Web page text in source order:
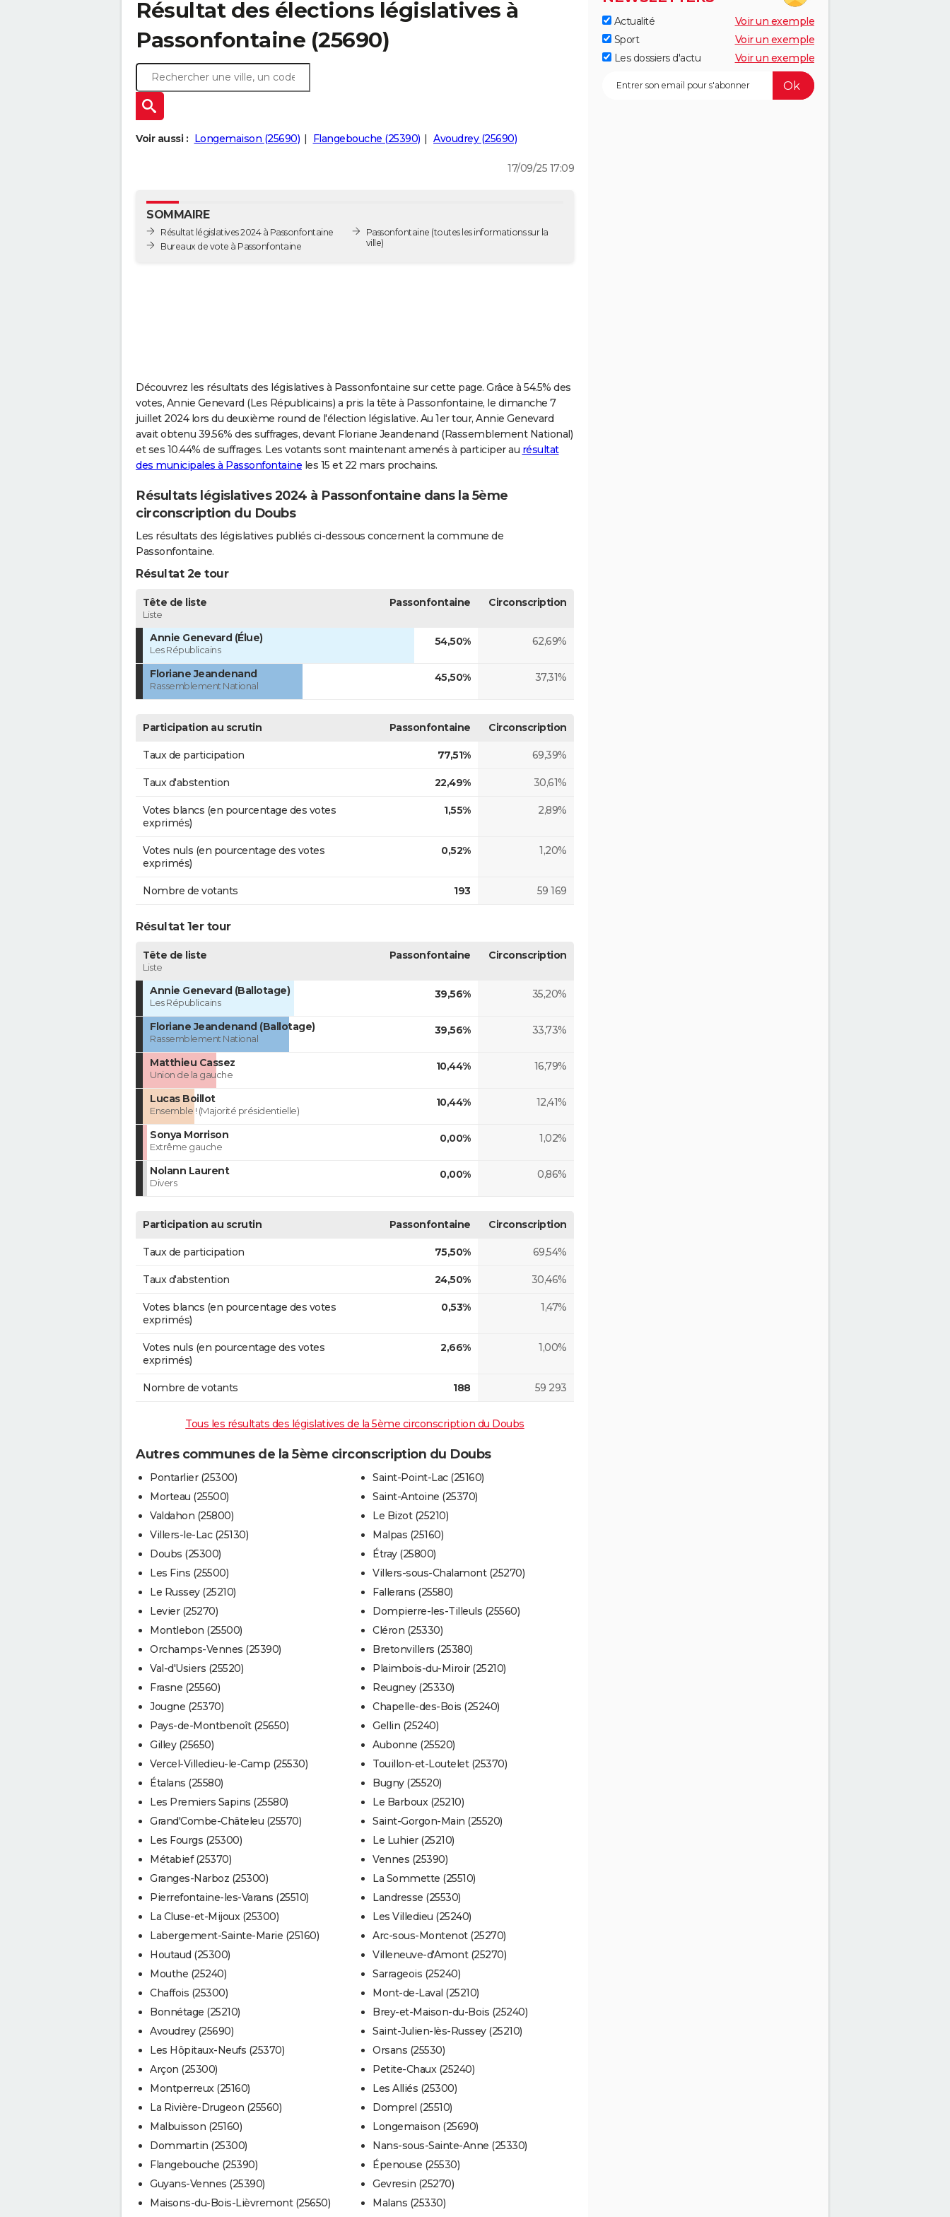
Résultat des élections législatives à
Passonfontaine (25690)
Voir aussi : Longemaison (25690) Flangebouche (25390) Avoudrey (25690)
17/09/25 17:09
SOMMAIRE
Résultat législatives 2024 à Passonfontaine
Bureaux de vote à Passonfontaine
Passonfontaine (toutes les informations sur la
ville)
Découvrez les résultats des législatives à Passonfontaine sur cette page. Grâce à 54.5% des
votes, Annie Genevard (Les Républicains) a pris la tête à Passonfontaine, le dimanche 7
juillet 2024 lors du deuxième round de l'élection législative. Au 1er tour, Annie Genevard
avait obtenu 39.56% des suffrages, devant Floriane Jeandenand (Rassemblement National)
et ses 10.44% de suffrages. Les votants sont maintenant amenés à participer au résultat
des municipales à Passonfontaine les 15 et 22 mars prochains.
Résultats législatives 2024 à Passonfontaine dans la 5ème
circonscription du Doubs
Les résultats des législatives publiés ci-dessous concernent la commune de
Passonfontaine.
Résultat 2e tour
Tête de liste
Liste
Passonfontaine Circonscription
Annie Genevard (Élue)
Les Républicains
54,50% 62,69%
Floriane Jeandenand
Rassemblement National
45,50% 37,31%
Participation au scrutin Passonfontaine Circonscription
Taux de participation 77,51% 69,39%
Taux d'abstention 22,49% 30,61%
Votes blancs (en pourcentage des votes
exprimés)
1,55% 2,89%
Votes nuls (en pourcentage des votes
exprimés)
0,52% 1,20%
Nombre de votants 193 59 169
Résultat 1er tour
Tête de liste
Liste
Passonfontaine Circonscription
Annie Genevard (Ballotage)
Les Républicains
39,56% 35,20%
Floriane Jeandenand (Ballotage)
Rassemblement National
39,56% 33,73%
Matthieu Cassez
Union de la gauche
10,44% 16,79%
Lucas Boillot
Ensemble ! (Majorité présidentielle)
10,44% 12,41%
Sonya Morrison
Extrême gauche
0,00% 1,02%
Nolann Laurent
Divers
0,00% 0,86%
Participation au scrutin Passonfontaine Circonscription
Taux de participation 75,50% 69,54%
Taux d'abstention 24,50% 30,46%
Votes blancs (en pourcentage des votes
exprimés)
0,53% 1,47%
Votes nuls (en pourcentage des votes
exprimés)
2,66% 1,00%
Nombre de votants 188 59 293
Tous les résultats des législatives de la 5ème circonscription du Doubs
Autres communes de la 5ème circonscription du Doubs
Pontarlier (25300)
Morteau (25500)
Valdahon (25800)
Villers-le-Lac (25130)
Doubs (25300)
Les Fins (25500)
Le Russey (25210)
Levier (25270)
Montlebon (25500)
Orchamps-Vennes (25390)
Val-d'Usiers (25520)
Frasne (25560)
Jougne (25370)
Pays-de-Montbenoît (25650)
Gilley (25650)
Vercel-Villedieu-le-Camp (25530)
Étalans (25580)
Les Premiers Sapins (25580)
Grand'Combe-Châteleu (25570)
Les Fourgs (25300)
Métabief (25370)
Granges-Narboz (25300)
Pierrefontaine-les-Varans (25510)
La Cluse-et-Mijoux (25300)
Labergement-Sainte-Marie (25160)
Houtaud (25300)
Mouthe (25240)
Chaffois (25300)
Bonnétage (25210)
Avoudrey (25690)
Les Hôpitaux-Neufs (25370)
Arçon (25300)
Montperreux (25160)
La Rivière-Drugeon (25560)
Malbuisson (25160)
Dommartin (25300)
Flangebouche (25390)
Guyans-Vennes (25390)
Maisons-du-Bois-Lièvremont (25650)
Saint-Point-Lac (25160)
Saint-Antoine (25370)
Le Bizot (25210)
Malpas (25160)
Étray (25800)
Villers-sous-Chalamont (25270)
Fallerans (25580)
Dompierre-les-Tilleuls (25560)
Cléron (25330)
Bretonvillers (25380)
Plaimbois-du-Miroir (25210)
Reugney (25330)
Chapelle-des-Bois (25240)
Gellin (25240)
Aubonne (25520)
Touillon-et-Loutelet (25370)
Bugny (25520)
Le Barboux (25210)
Saint-Gorgon-Main (25520)
Le Luhier (25210)
Vennes (25390)
La Sommette (25510)
Landresse (25530)
Les Villedieu (25240)
Arc-sous-Montenot (25270)
Villeneuve-d'Amont (25270)
Sarrageois (25240)
Mont-de-Laval (25210)
Brey-et-Maison-du-Bois (25240)
Saint-Julien-lès-Russey (25210)
Orsans (25530)
Petite-Chaux (25240)
Les Alliés (25300)
Domprel (25510)
Longemaison (25690)
Nans-sous-Sainte-Anne (25330)
Épenouse (25530)
Gevresin (25270)
Malans (25330)
Actualité
Voir un exemple
Sport
Voir un exemple
Les dossiers d'actu
Voir un exemple